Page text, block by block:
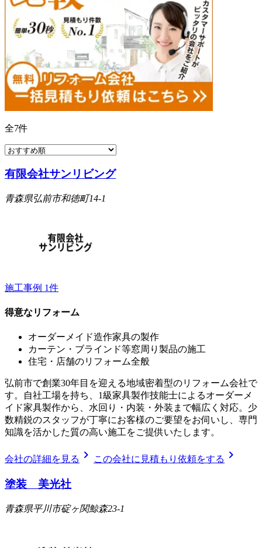
全7件
有限会社サンリビング
青森県弘前市和徳町14-1
施工事例 1件
得意なリフォーム
オーダーメイド造作家具の製作
カーテン・ブラインド等窓周り製品の施工
住宅・店舗のリフォーム全般
弘前市で創業30年目を迎える地域密着型のリフォーム会社で
す。自社工場を持ち、1級家具製作技能士によるオーダーメ
イド家具製作から、水回り・内装・外装まで幅広く対応。少
数精鋭のスタッフが丁寧にお客様のご要望をお伺いし、専門
知識を活かした質の高い施工をご提供いたします。
会社の詳細を見る chevron_right この会社に見積もり依頼をする chevron_right
塗装 美光社
青森県平川市碇ヶ関鯨森23-1